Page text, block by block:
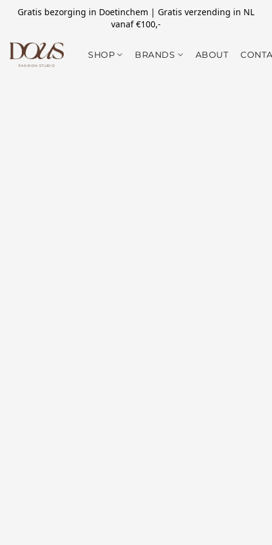
Gratis bezorging in Doetinchem | Gratis verzending in NL
vanaf €100,-
SHOP BRANDS ABOUT